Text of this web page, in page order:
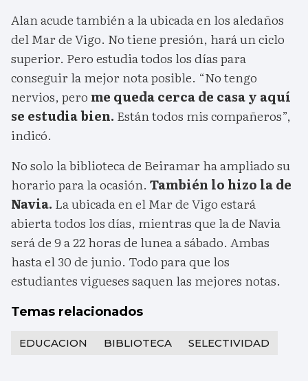
Alan acude también a la ubicada en los aledaños
del Mar de Vigo. No tiene presión, hará un ciclo
superior. Pero estudia todos los días para
conseguir la mejor nota posible. “No tengo
nervios, pero me queda cerca de casa y aquí
se estudia bien. Están todos mis compañeros”,
indicó.
No solo la biblioteca de Beiramar ha ampliado su
horario para la ocasión. También lo hizo la de
Navia. La ubicada en el Mar de Vigo estará
abierta todos los días, mientras que la de Navia
será de 9 a 22 horas de lunea a sábado. Ambas
hasta el 30 de junio. Todo para que los
estudiantes vigueses saquen las mejores notas.
Temas relacionados
EDUCACION BIBLIOTECA SELECTIVIDAD